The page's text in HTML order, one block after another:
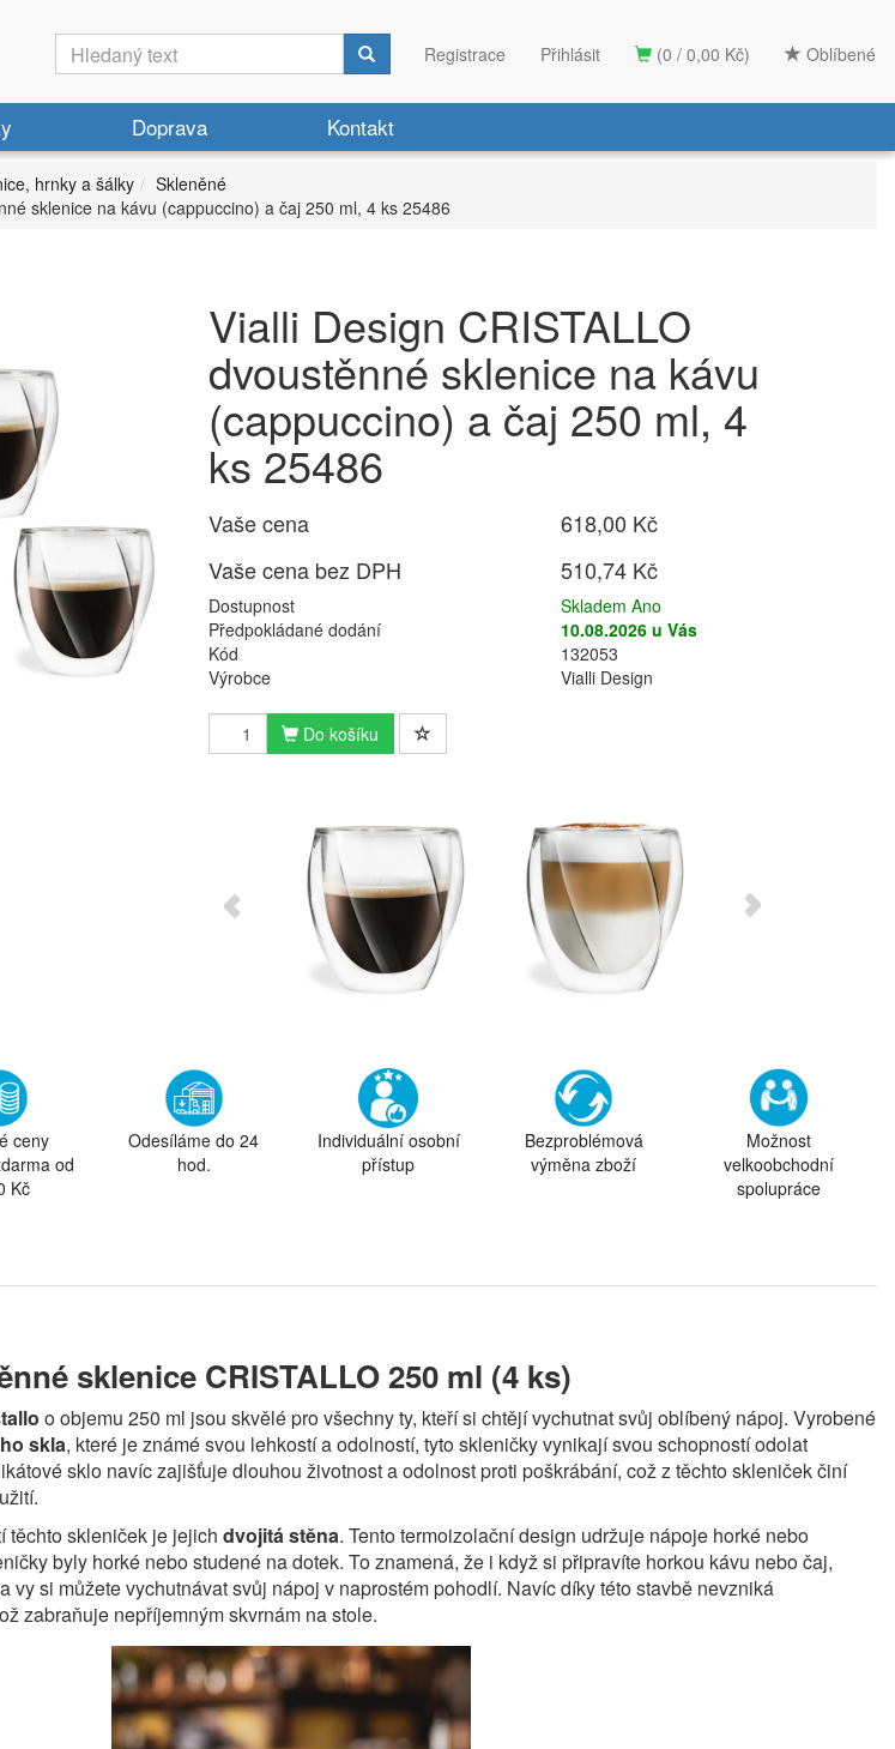
(0 / 0,00 Kč) Oblíbené
Registrace Přihlásit
Doprava Kontakt
hrnky a šálky
Skleněné
sklenice na kávu (cappuccino) a čaj 250 ml, 4 ks 25486
Vialli Design CRISTALLO
dvoustěnné sklenice na kávu
(cappuccino) a čaj 250 ml, 4
ks 25486
Vaše cena
618,00 Kč
Vaše cena bez DPH
510,74 Kč
Dostupnost
Skladem Ano
Předpokládané dodání
10.08.2026 u Vás
Kód
132053
Výrobce
Vialli Design
Do košíku
ceny
od
Kč
Odesíláme do 24
hod.
Individuální osobní
přístup
Bezproblémová
výměna zboží
Možnost
velkoobchodní
spolupráce
sklenice CRISTALLO 250 ml (4 ks)
o objemu 250 ml jsou skvělé pro všechny ty, kteří si chtějí vychutnat svůj oblíbený nápoj. Vyrobené
skla, které je známé svou lehkostí a odolností, tyto skleničky vynikají svou schopností odolat
sklo navíc zajišťuje dlouhou životnost a odolnost proti poškrábání, což z těchto skleniček činí
těchto skleniček je jejich dvojitá stěna. Tento termoizolační design udržuje nápoje horké nebo
byly horké nebo studené na dotek. To znamená, že i když si připravíte horkou kávu nebo čaj,
vy si můžete vychutnávat svůj nápoj v naprostém pohodlí. Navíc díky této stavbě nevzniká
zabraňuje nepříjemným skvrnám na stole.